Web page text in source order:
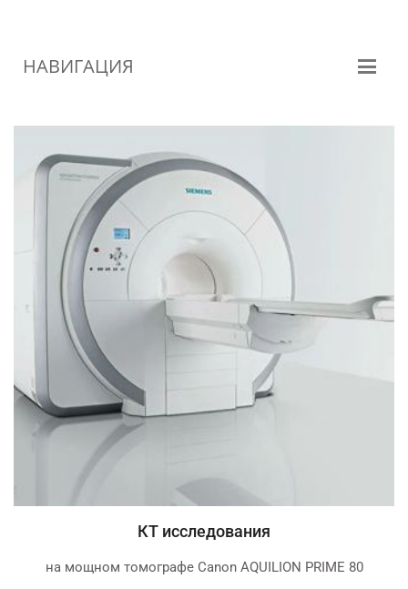
НАВИГАЦИЯ
КТ исследования
на мощном томографе Canon AQUILION PRIME 80